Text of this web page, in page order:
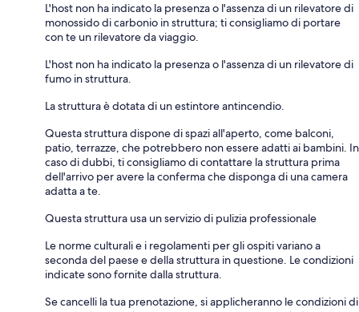
L'host non ha indicato la presenza o l'assenza di un rilevatore di
monossido di carbonio in struttura; ti consigliamo di portare
con te un rilevatore da viaggio.
L'host non ha indicato la presenza o l'assenza di un rilevatore di
fumo in struttura.
La struttura è dotata di un estintore antincendio.
Questa struttura dispone di spazi all'aperto, come balconi,
patio, terrazze, che potrebbero non essere adatti ai bambini. In
caso di dubbi, ti consigliamo di contattare la struttura prima
dell'arrivo per avere la conferma che disponga di una camera
adatta a te.
Questa struttura usa un servizio di pulizia professionale
Le norme culturali e i regolamenti per gli ospiti variano a
seconda del paese e della struttura in questione. Le condizioni
indicate sono fornite dalla struttura.
Se cancelli la tua prenotazione, si applicheranno le condizioni di